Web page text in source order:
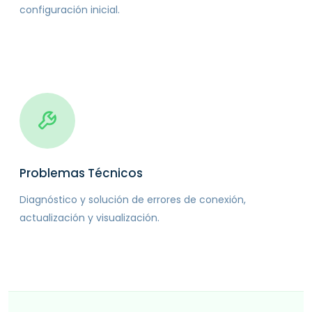
configuración inicial.
Problemas Técnicos
Diagnóstico y solución de errores de conexión,
actualización y visualización.